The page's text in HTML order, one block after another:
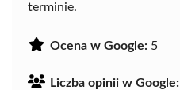
terminie.
Ocena w Google: 5
Liczba opinii w Google: